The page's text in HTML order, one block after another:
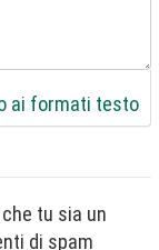
ai formati testo
tu sia un